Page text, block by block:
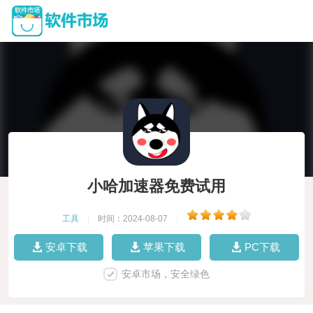
小哈加速器免费试用
工具 时间：2024-08-07
安卓下载 苹果下载 PC下载
安卓市场，安全绿色